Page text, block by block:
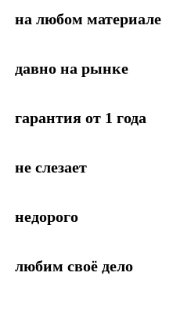
на любом материале
давно на рынке
гарантия от 1 года
не слезает
недорого
любим своё дело